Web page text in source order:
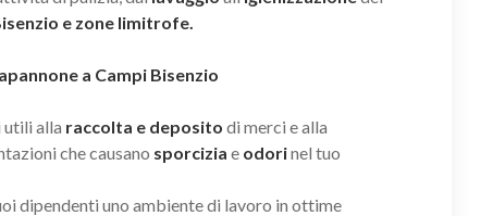
e zone limitrofe.
a Campi Bisenzio
utili alla raccolta e deposito di merci e alla
che causano sporcizia e odorinel tuo
dipendenti uno ambiente di lavoro in ottime